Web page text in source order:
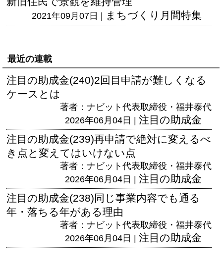
2021年09月07日 | まちづくり月間特集
最近の連載
注目の助成金(240)2回目申請が難しくなる
ケースとは
著者：ナビット代表取締役・福井泰代
2026年06月04日 | 注目の助成金
注目の助成金(239)再申請で絶対に変えるべ
き点と変えてはいけない点
著者：ナビット代表取締役・福井泰代
2026年06月04日 | 注目の助成金
注目の助成金(238)同じ事業内容でも通る
年・落ちる年がある理由
著者：ナビット代表取締役・福井泰代
2026年06月04日 | 注目の助成金